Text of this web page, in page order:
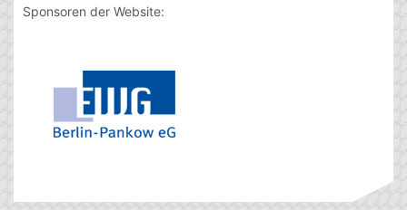
Sponsoren der Website: